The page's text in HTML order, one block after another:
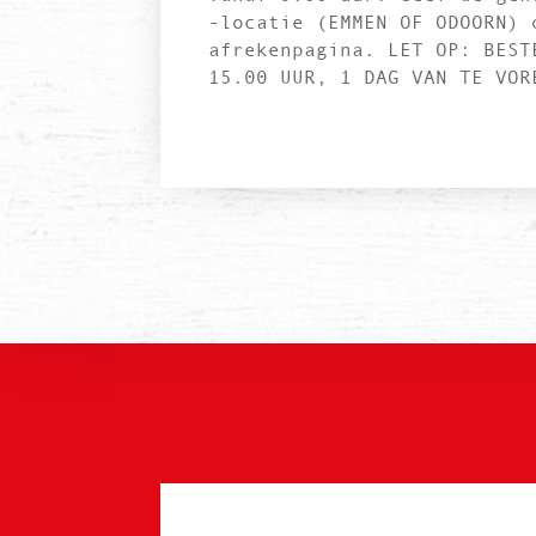
-locatie (EMMEN OF
afrekenpagina. LET OP:
15.00 UUR, 1 DAG VAN TE